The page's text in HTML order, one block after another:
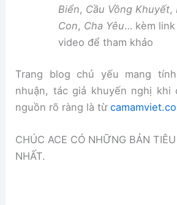
Biển, Cầu Vồng Khuyết,
Con, Cha Yêu… kèm
video để tham khảo
Trang blog chủ yếu mang
nhuận, tác giả khuyến nghị khi
nguồn rõ ràng là từ
CHÚC ACE CÓ NHỮNG BẢN
NHẤT.